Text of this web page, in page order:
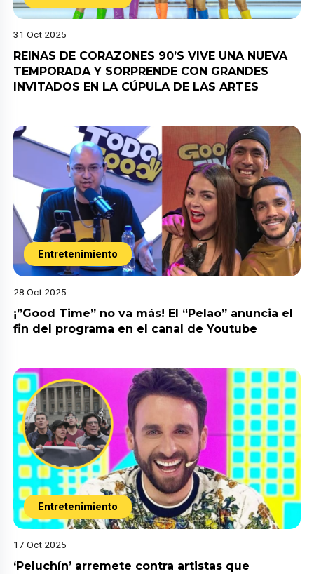
31 Oct 2025
REINAS DE CORAZONES 90’S VIVE UNA NUEVA
TEMPORADA Y SORPRENDE CON GRANDES
INVITADOS EN LA CÚPULA DE LAS ARTES
Entretenimiento
28 Oct 2025
¡”Good Time” no va más! El “Pelao” anuncia el
fin del programa en el canal de Youtube
Entretenimiento
17 Oct 2025
‘Peluchín’ arremete contra artistas que